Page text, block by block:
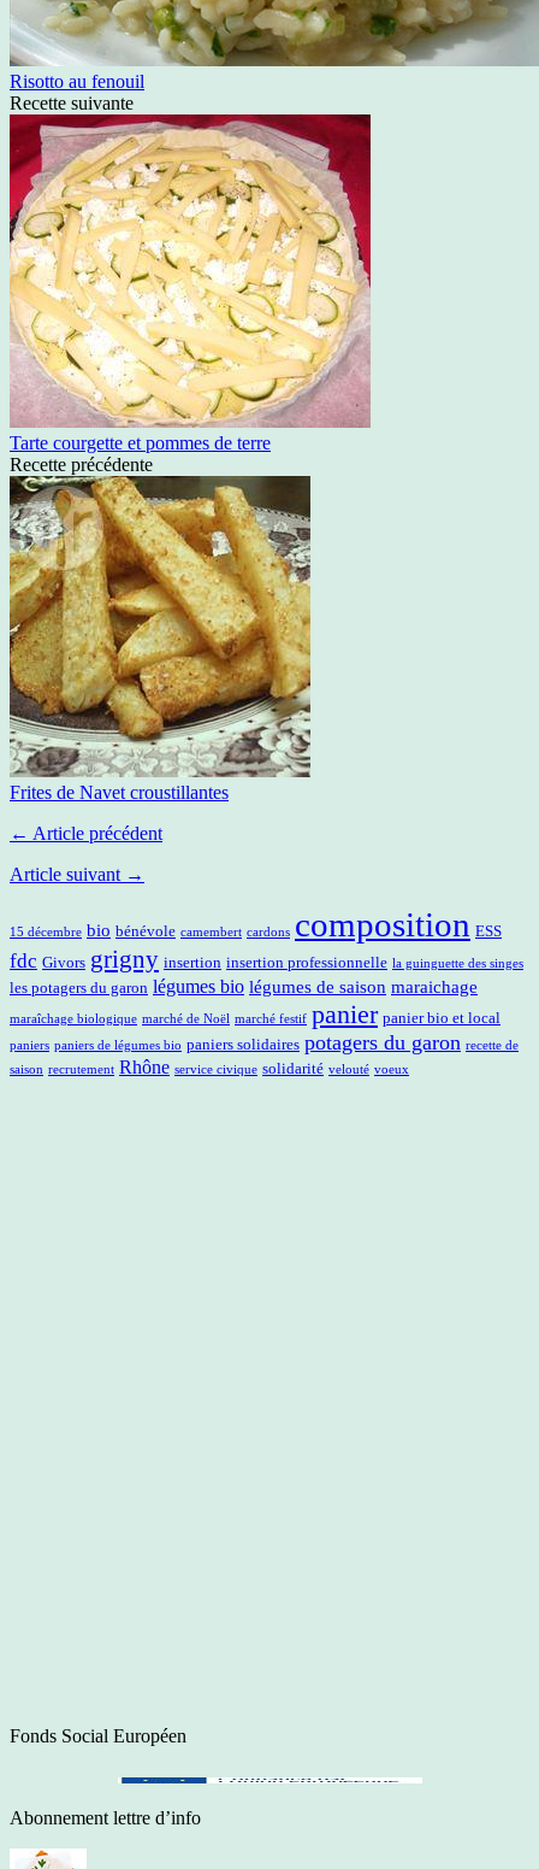
Risotto au fenouil
Recette suivante
Tarte courgette et pommes de terre
Recette précédente
Frites de Navet croustillantes
← Article précédent
Article suivant →
15 décembre bio bénévole camembert cardons composition ESS
fdc Givors grigny insertion insertion professionnelle la guinguette des singes
les potagers du garon légumes bio légumes de saison maraichage
maraîchage biologique marché de Noël marché festif panier panier bio et local
paniers paniers de légumes bio paniers solidaires potagers du garon recette de
saison recrutement Rhône service civique solidarité velouté voeux
Fonds Social Européen
Abonnement lettre d’info